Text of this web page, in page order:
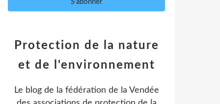
Protection de la nature
et de l'environnement
Le blog de la fédération de la Vendée